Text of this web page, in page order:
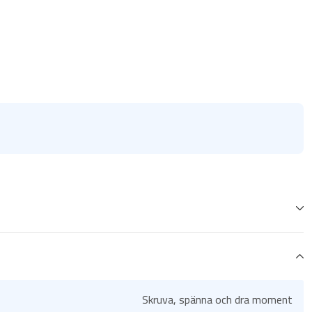
Skruva, spänna och dra moment